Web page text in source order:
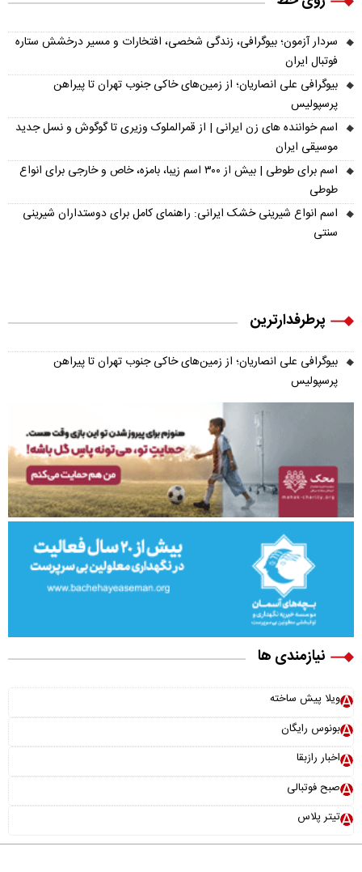
سردار آزمون؛ بیوگرافی، زندگی شخصی، افتخارات و مسیر درخشش ستاره
فوتبال ایران
بیوگرافی علی انصاریان؛ از زمین‌های خاکی جنوب تهران تا پیراهن
پرسپولیس
اسم خواننده های زن ایرانی | از قمرالملوک وزیری تا گوگوش و نسل جدید
موسیقی ایران
اسم برای طوطی | بیش از ۳۰۰ اسم زیبا، بامزه، خاص و خارجی برای انواع
طوطی
اسم انواع شیرینی خشک ایرانی: راهنمای کامل برای دوستداران شیرینی
سنتی
پرطرفدارترین
بیوگرافی علی انصاریان؛ از زمین‌های خاکی جنوب تهران تا پیراهن
پرسپولیس
نیازمندی ها
ویلا پیش ساخته
بونوس رایگان
اخبار رازبقا
صبح فوتبالی
تیتر پلاس